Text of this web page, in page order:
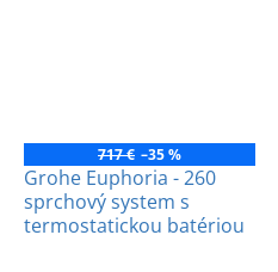
717 € –35 %
Grohe Euphoria - 260
sprchový system s
termostatickou batériou